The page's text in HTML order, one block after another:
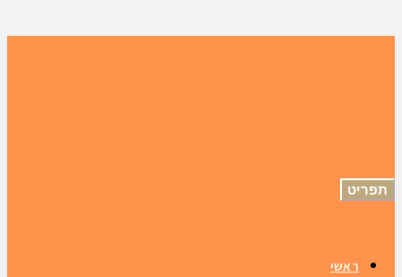
תפריט
ראשי